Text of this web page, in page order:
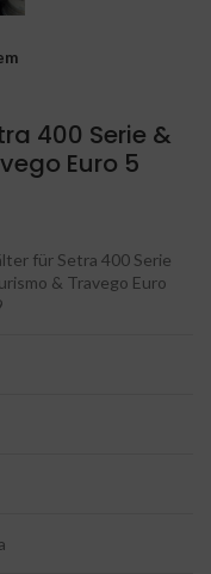
400 Serie &
Euro 5
für Setra 400 Serie
& Travego Euro